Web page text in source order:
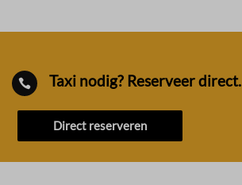
 Taxi nodig? Reserveer direct.
Direct reserveren